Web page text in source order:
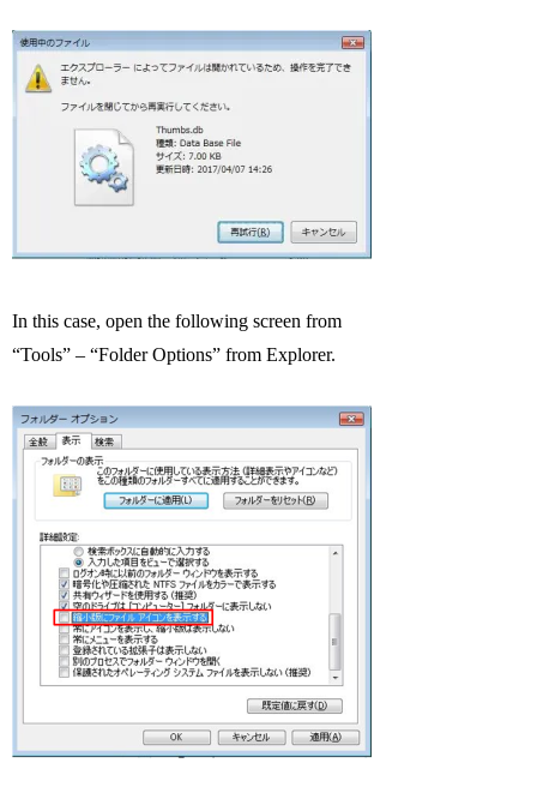
In this case, open the following screen from
“Tools” – “Folder Options” from Explorer.